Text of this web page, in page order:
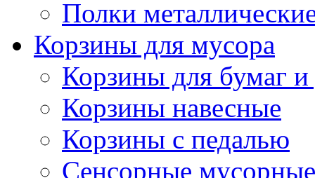
Полки
Корзины для мусора
Корзины для бумаг
Корзины навесные
Корзины с педалью
Сенсорные